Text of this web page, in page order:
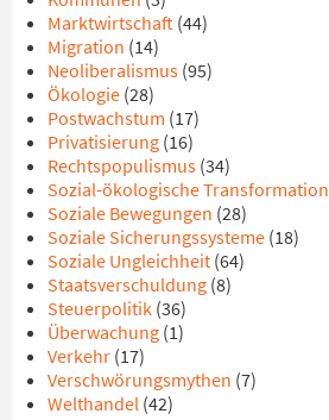
Marktwirtschaft (44)
Migration (14)
Neoliberalismus (95)
Ökologie (28)
Postwachstum (17)
Privatisierung (16)
Rechtspopulismus (34)
Sozial-ökologische Transformation
Soziale Bewegungen (28)
Soziale Sicherungssysteme (18)
Soziale Ungleichheit (64)
Staatsverschuldung (8)
Steuerpolitik (36)
Überwachung (1)
Verkehr (17)
Verschwörungsmythen (7)
Welthandel (42)